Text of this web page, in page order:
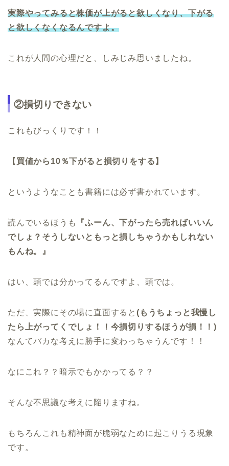
実際やってみると株価が上がると欲しくなり、下がる
と欲しくなくなるんですよ。
これが人間の心理だと、しみじみ思いましたね。
②損切りできない
これもびっくりです！！
【買値から10％下がると損切りをする】
というようなことも書籍には必ず書かれています。
読んでいるほうも
『ふーん、下がったら売ればいいん
でしょ？そうしないともっと損しちゃうかもしれない
もんね。』
はい、頭では分かってるんですよ、頭では。
ただ、実際にその場に直面すると (もうちょっと我慢し
たら上がってくでしょ！！今損切りするほうが損！！)
なんてバカな考えに勝手に変わっちゃうんです！！
なにこれ？？暗示でもかかってる？？
そんな不思議な考えに陥りますね。
もちろんこれも精神面が脆弱なために起こりうる現象
です。